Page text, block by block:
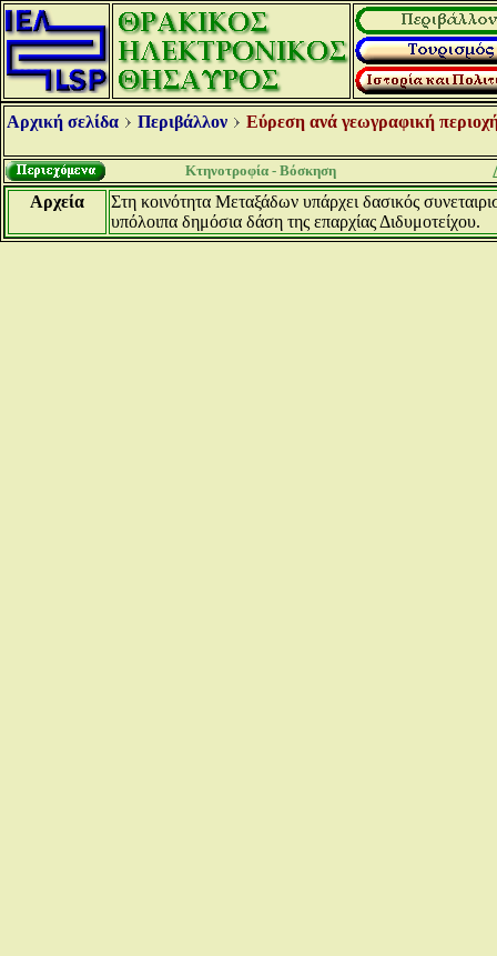
Αρχική σελίδα Περιβάλλον Εύρεση ανά γεωγραφική
Κτηνοτροφία - Βόσκηση
Αρχεία
Στη κοινότητα Μεταξάδων υπάρχει δασικός
υπόλοιπα δημόσια δάση της επαρχίας Διδυμοτείχου.